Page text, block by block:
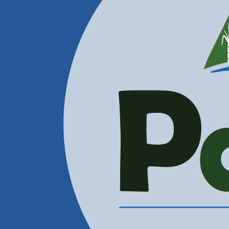
Correos Electrónicos